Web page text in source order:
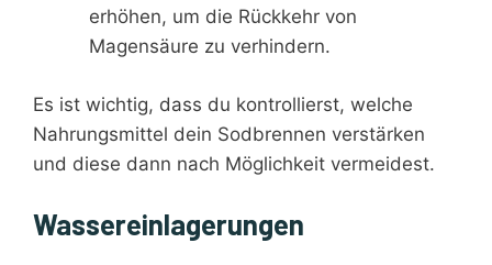
erhöhen, um die Rückkehr von
Magensäure zu verhindern.
Es ist wichtig, dass du kontrollierst, welche
Nahrungsmittel dein Sodbrennen verstärken
und diese dann nach Möglichkeit vermeidest.
Wassereinlagerungen